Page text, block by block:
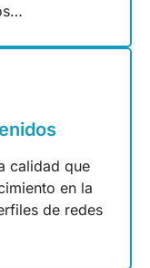
calidad que
en la
de redes